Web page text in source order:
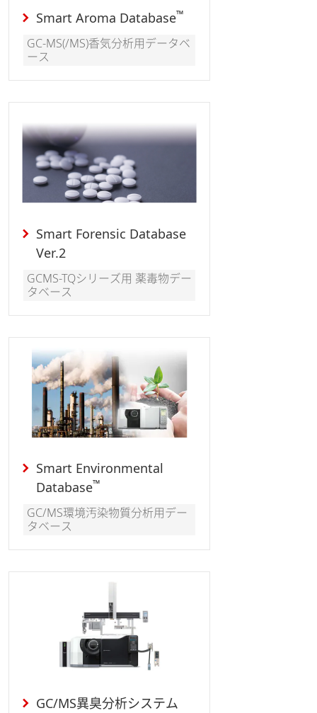
Smart Aroma Database™
GC-MS(/MS)香気分析用データベ
ース
Smart Forensic Database
Ver.2
GCMS-TQシリーズ用 薬毒物デー
タベース
Smart Environmental
Database™
GC/MS環境汚染物質分析用デー
タベース
GC/MS異臭分析システム